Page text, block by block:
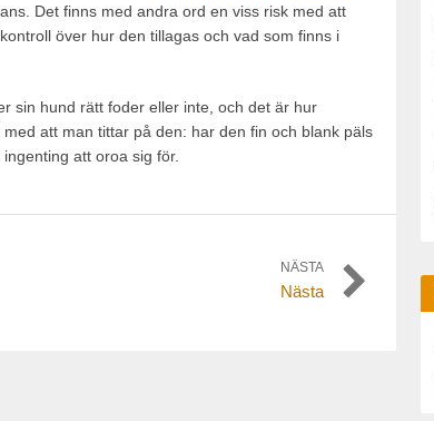
Det finns med andra ord en viss risk med att
över hur den tillagas och vad som finns i
sin hund rätt foder eller inte, och det är hur
att man tittar på den: har den fin och blank päls
att oroa sig för.
NÄSTA
Nästa